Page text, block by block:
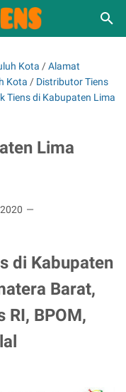
Kota /Alamat
Kota / Distributor Tiens
Tiens di Kabupaten Lima
Lima
di Kabupaten
Barat,
BPOM,